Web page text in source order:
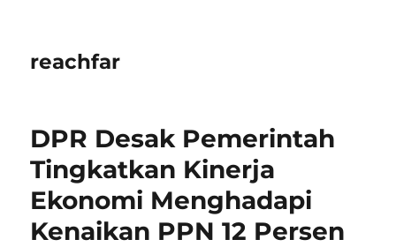
reachfar
DPR Desak Pemerintah
Tingkatkan Kinerja
Ekonomi Menghadapi
Kenaikan PPN 12 Persen